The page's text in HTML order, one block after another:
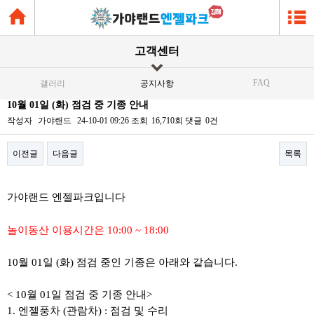
고객센터
갤러리 공지사항 FAQ
10월 01일 (화) 점검 중 기종 안내
작성자 가야랜드 24-10-01 09:26 조회 16,710회 댓글 0건
이전글 다음글 목록
가야랜드 엔젤파크입니다
놀이동산 이용시간은 10:00 ~ 18:00
10월 01일 (화) 점검 중인 기종은 아래와 같습니다.
< 10월 01일 점검 중 기종 안내>
1. 엔젤풍차 (관람차) : 점검 및 수리